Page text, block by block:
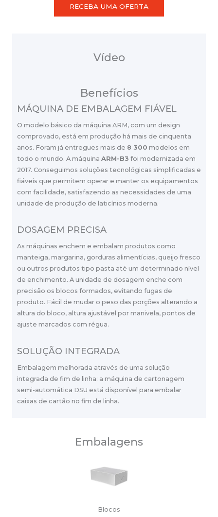
RECEBA UMA OFERTA
Vídeo
Benefícios
MÁQUINA DE EMBALAGEM FIÁVEL
O modelo básico da máquina ARM, com um design
comprovado, está em produção há mais de cinquenta
anos. Foram já entregues mais de 8 300 modelos em
todo o mundo. A máquina ARM-B3 foi modernizada em
2017. Conseguimos soluções tecnológicas simplificadas e
fiáveis que permitem operar e manter os equipamentos
com facilidade, satisfazendo as necessidades de uma
unidade de produção de laticínios moderna.
DOSAGEM PRECISA
As máquinas enchem e embalam produtos como
manteiga, margarina, gorduras alimentícias, queijo fresco
ou outros produtos tipo pasta até um determinado nível
de enchimento. A unidade de dosagem enche com
precisão os blocos formados, evitando fugas de
produto. Fácil de mudar o peso das porções alterando a
altura do bloco, altura ajustável por manivela, pontos de
ajuste marcados com régua.
SOLUÇÃO INTEGRADA
Embalagem melhorada através de uma solução
integrada de fim de linha: a máquina de cartonagem
semi-automática DSU está disponível para embalar
caixas de cartão no fim de linha.
Embalagens
Blocos